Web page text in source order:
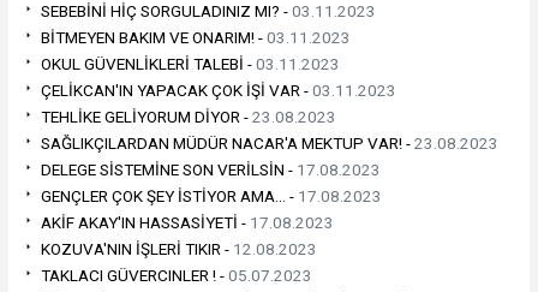
SEBEBİNİ HİÇ SORGULADINIZ MI? -03.11.2023
BİTMEYEN BAKIM VE ONARIM! -03.11.2023
OKUL GÜVENLİKLERİ TALEBİ -03.11.2023
ÇELİKCAN'IN YAPACAK ÇOK İŞİ VAR -03.11.2023
TEHLİKE GELİYORUM DİYOR -23.08.2023
SAĞLIKÇILARDAN MÜDÜR NACAR'A MEKTUP VAR! -23.08.2023
DELEGE SİSTEMİNE SON VERİLSİN - 17.08.2023
GENÇLER ÇOK ŞEY İSTİYOR AMA… - 17.08.2023
AKİF AKAY'IN HASSASİYETİ - 17.08.2023
KOZUVA'NIN İŞLERİ TIKIR - 12.08.2023
TAKLACI GÜVERCINLER ! -05.07.2023